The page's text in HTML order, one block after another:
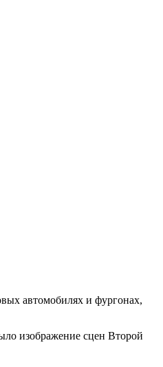
автомобилях и фургонах,
изображение сцен Второй